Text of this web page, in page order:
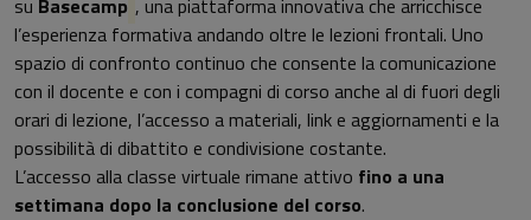
su Basecamp , una piattaforma innovativa che arricchisce
l’esperienza formativa andando oltre le lezioni frontali. Uno
spazio di confronto continuo che consente la comunicazione
con il docente e con i compagni di corso anche al di fuori degli
orari di lezione, l’accesso a materiali, link e aggiornamenti e la
possibilità di dibattito e condivisione costante.
L’accesso alla classe virtuale rimane attivo fino a una
settimana dopo la conclusione del corso.